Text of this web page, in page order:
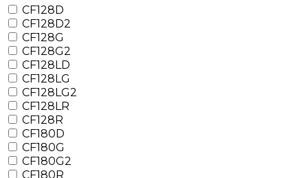
CF128D
CF128D2
CF128G
CF128G2
CF128LD
CF128LG
CF128LG2
CF128LR
CF128R
CF180D
CF180G
CF180G2
CF180R